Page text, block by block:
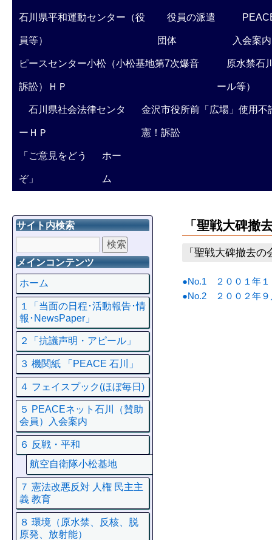
石川県平和運動センター（役
員等）
役員の派遣
団体 入会案内
ピースセンター小松（小松基地第7次爆音
訴訟）ＨＰ
原水禁石
ール等）
石川県社会法律センタ
ーＨＰ
金沢市役所前「広場」使用不
憲！訴訟
「ご意見をどう
ぞ」
ホー
ム
「聖戦大碑撤
「聖戦大碑撤去の
●No.1 ２００１年１
●No.2 ２００２年９
サイト内検索
メインコンテンツ
ホーム
１「当面の日程･活動報告･情
報･NewsPaper」
２「抗議声明・アピール」
３ 機関紙 「PEACE 石川」
４ フェイスプック(ほぼ毎日)
５ PEACEネット石川（賛助
会員）入会案内
６ 反戦・平和
航空自衛隊小松基地
７ 憲法改悪反対 人権 民主主
義 教育
８ 環境（原水禁、反核、脱
原発、放射能）